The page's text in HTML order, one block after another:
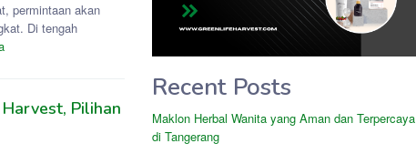
permintaan akan
Di tengah
Pilihan
Recent Posts
Maklon Herbal Wanita yang Aman dan Terpercaya
di Tangerang